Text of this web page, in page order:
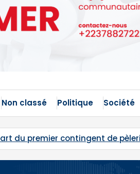
Non classé Politique Société
du premier contingent de